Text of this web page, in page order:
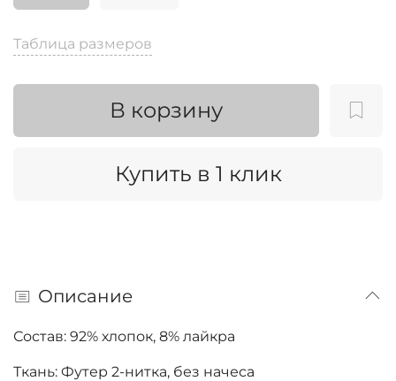
Таблица размеров
В корзину
Купить в 1 клик
Описание
Состав: 92% хлопок, 8% лайкра
Ткань: Футер 2-нитка, без начеса